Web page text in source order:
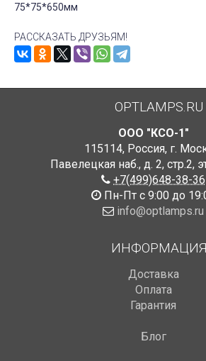
75*75*650мм
РАССКАЗАТЬ ДРУЗЬЯМ!
OPTLAMPS.RU
ООО "КСО-1"
115114, Россия, г.
Павелецкая наб., д. 2, стр.2,
+7(499)648-38-36
Пн-Пт с 9:00 до
info@optlamps.ru
ИНФОРМАЦИЯ
Доставка
Оплата
Гарантия
Блог